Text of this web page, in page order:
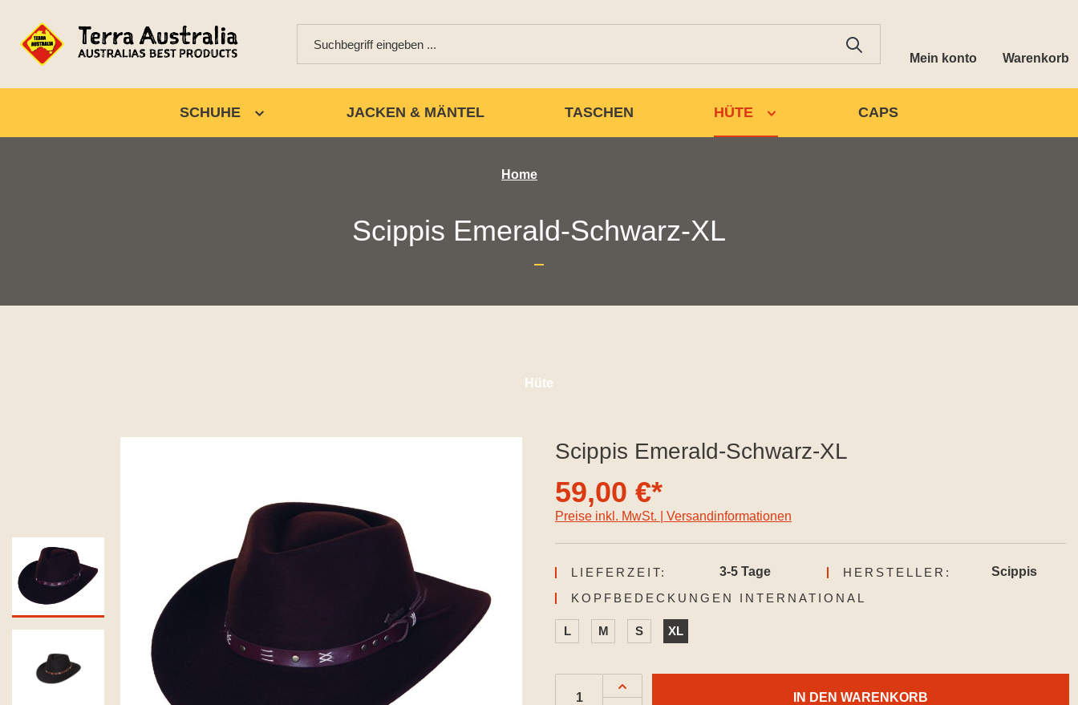
Mein konto Warenkorb
SCHUHE JACKEN & MÄNTEL TASCHEN HÜTE CAPS
Home
Scippis Emerald-Schwarz-XL
Hüte
Scippis Emerald-Schwarz-XL
59,00 €*
Preise inkl. MwSt. | Versandinformationen
LIEFERZEIT: 3-5 Tage HERSTELLER:
Scippis
KOPFBEDECKUNGEN INTERNATIONAL
L M S XL
IN DEN WARENKORB